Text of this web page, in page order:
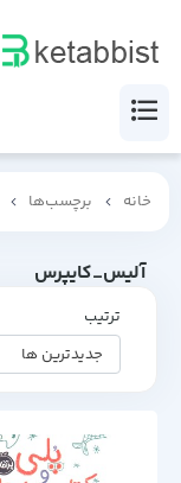
خانه برچسب‌ها
آلیس_کایپرس
ترتیب